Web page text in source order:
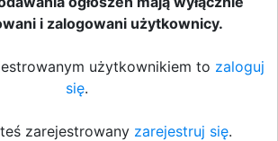
i zalogowani użytkownicy.
użytkownikiem to zaloguj
się.
zarejestrowany zarejestruj się.